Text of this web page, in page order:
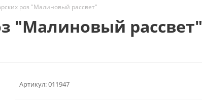
роз "Малиновый рассвет"
"Малиновый рассвет"
Артикул:011947